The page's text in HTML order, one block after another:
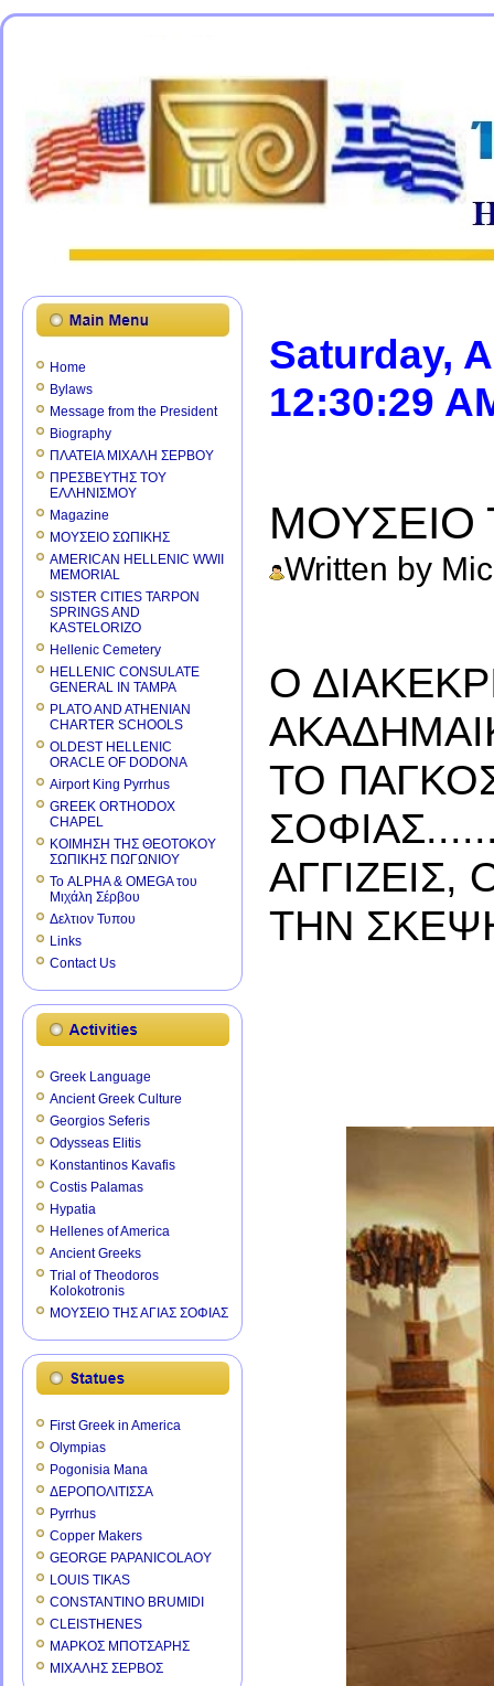
Home
Bylaws
Message from the President
Biography
ΠΛΑΤΕΙΑ ΜΙΧΑΛΗ ΣΕΡΒΟΥ
ΠΡΕΣΒΕΥΤΗΣ ΤΟΥ
ΕΛΛΗΝΙΣΜΟΥ
Magazine
ΜΟΥΣΕΙΟ ΣΩΠΙΚΗΣ
AMERICAN HELLENIC WWII
MEMORIAL
SISTER CITIES TARPON
SPRINGS AND
KASTELORIZO
Hellenic Cemetery
HELLENIC CONSULATE
GENERAL IN TAMPA
PLATO AND ATHENIAN
CHARTER SCHOOLS
OLDEST HELLENIC
ORACLE OF DODONA
Airport King Pyrrhus
GREEK ORTHODOX
CHAPEL
ΚΟΙΜΗΣΗ ΤΗΣ ΘΕΟΤΟΚΟΥ
ΣΩΠΙΚΗΣ ΠΩΓΩΝΙΟΥ
Το ALPHA & OMEGA του
Μιχάλη Σέρβου
Δελτιον Τυπου
Links
Contact Us
Greek Language
Ancient Greek Culture
Georgios Seferis
Odysseas Elitis
Konstantinos Kavafis
Costis Palamas
Hypatia
Hellenes of America
Ancient Greeks
Trial of Theodoros
Kolokotronis
ΜΟΥΣΕΙΟ ΤΗΣ ΑΓΙΑΣ ΣΟΦΙΑΣ
First Greek in America
Olympias
Pogonisia Mana
ΔΕΡΟΠΟΛΙΤΙΣΣΑ
Pyrrhus
Copper Makers
GEORGE PAPANICOLAOY
LOUIS TIKAS
CONSTANTINO BRUMIDI
CLEISTHENES
ΜΑΡΚΟΣ ΜΠΟΤΣΑΡΗΣ
ΜΙΧΑΛΗΣ ΣΕΡΒΟΣ
Saturday,
12:30:29
ΜΟΥΣΕΙΟ
Written by
Ο
ΤΟ
ΤΗΝ